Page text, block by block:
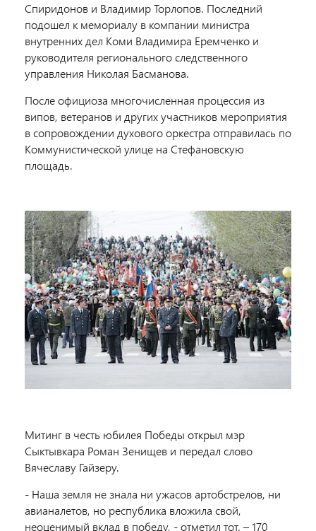
Спиридонов и Владимир Торлопов. Последний
подошел к мемориалу в компании министра
внутренних дел Коми Владимира Еремченко и
руководителя регионального следственного
управления Николая Басманова.
После официоза многочисленная процессия из
випов, ветеранов и других участников мероприятия
в сопровождении духового оркестра отправилась по
Коммунистической улице на Стефановскую
площадь.
Митинг в честь юбилея Победы открыл мэр
Сыктывкара Роман Зенищев и передал слово
Вячеславу Гайзеру.
- Наша земля не знала ни ужасов артобстрелов, ни
авианалетов, но республика вложила свой,
неоценимый вклад в победу, - отметил тот. – 170